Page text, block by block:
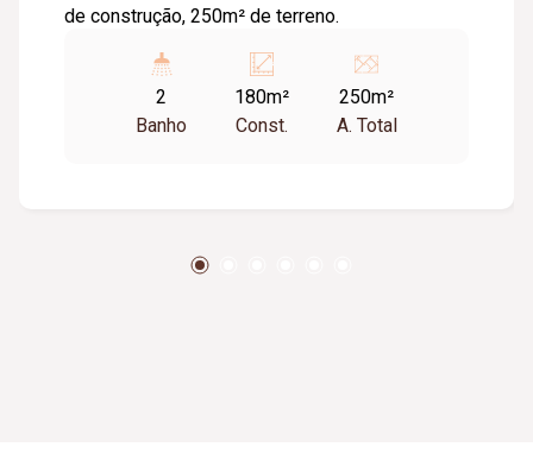
de construção, 250m² de terreno.
2
Banho
180m²
Const.
250m²
A. Total